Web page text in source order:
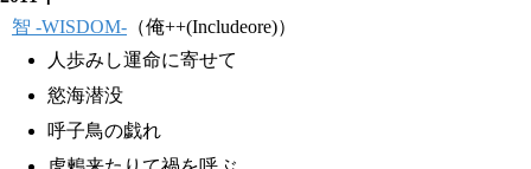
智 -WISDOM- （俺++(Includeore)）
人歩みし運命に寄せて
慾海潜没
呼子鳥の戯れ